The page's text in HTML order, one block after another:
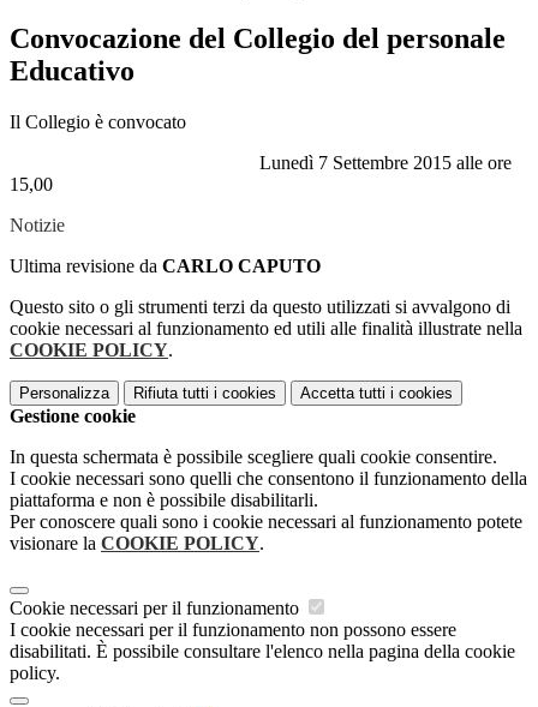
Convocazione del Collegio del personale
Educativo
Il Collegio è convocato
Lunedì 7 Settembre 2015 alle ore
15,00
Notizie
Ultima revisione da CARLO CAPUTO
Questo sito o gli strumenti terzi da questo utilizzati si avvalgono di
cookie necessari al funzionamento ed utili alle finalità illustrate nella
COOKIE POLICY.
Personalizza Rifiuta tutti i cookies Accetta tutti i cookies
Gestione cookie
In questa schermata è possibile scegliere quali cookie consentire.
I cookie necessari sono quelli che consentono il funzionamento della
piattaforma e non è possibile disabilitarli.
Per conoscere quali sono i cookie necessari al funzionamento potete
visionare la COOKIE POLICY.
Cookie necessari per il funzionamento
I cookie necessari per il funzionamento non possono essere
disabilitati. È possibile consultare l'elenco nella pagina della cookie
policy.